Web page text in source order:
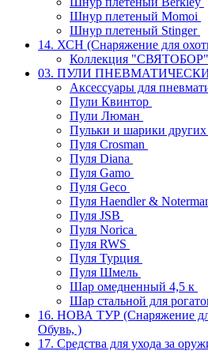
Шнур плетеный Momoi
Шнур плетеный Stinger
14. ХСН (Снаряжение для
Коллекция
03. ПУЛИ
Аксессуары для
Пули Квинтор
Пули Люман
Пульки и шарики других
Пуля Crosman
Пуля Diana
Пуля Gamo
Пуля Geco
Пуля Haendler &
Пуля JSB
Пуля Norica
Пуля RWS
Пуля Турция
Пуля Шмель
Шар омедненный 4,5 к
Шар стальной для
16. НОВА ТУР (Снаряжение
Обувь, )
17. Средства для ухода за